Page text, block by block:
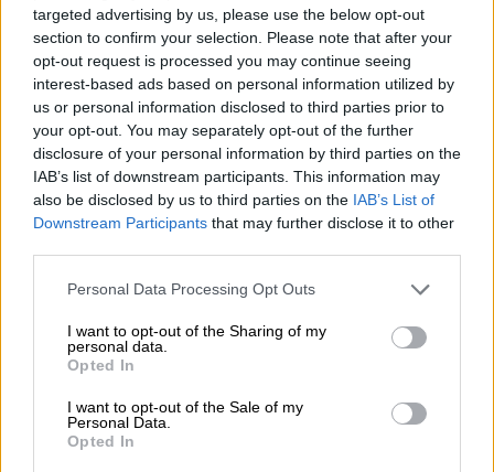
targeted advertising by us, please use the below opt-out
section to confirm your selection. Please note that after your
opt-out request is processed you may continue seeing
interest-based ads based on personal information utilized by
us or personal information disclosed to third parties prior to
your opt-out. You may separately opt-out of the further
disclosure of your personal information by third parties on the
IAB’s list of downstream participants. This information may
also be disclosed by us to third parties on the IAB’s List of
Downstream Participants that may further disclose it to other
Please note that this website/app uses one or more Google
not limited to your visit or usage behaviour. You may click to
grant or deny consent to Google and its third-party tags to
use your data for below specified purposes in below Google
consent section.
Personal Data Processing Opt Outs
I want to opt-out of the Sharing of my
personal data.
Opted In
I want to opt-out of the Sale of my
Personal Data.
Opted In
πρώην πρωθυπουργός τηςΦινλανδίας,Σάνα
Μάριν.
ΔΙΑΒΑΣΤΕ ΕΠΙΣΗΣ
Κόσμος|05.04.2023 12:00
Φινλανδία: Παραιτείται από την
ηγεσία του Σοσιαλδημοκρατικού
Κόμματος η Σάνα Μάριν μετά την
ήττα στις εκλογές
34χρονη, και ο συνομήλικός σύζυγός της,